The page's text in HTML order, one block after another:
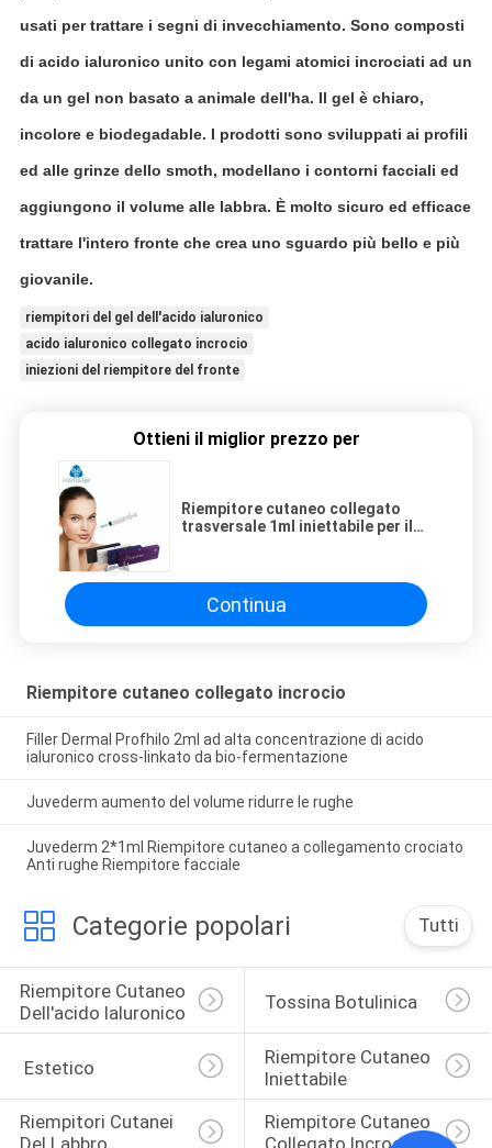
usati per trattare i segni di invecchiamento. Sono composti
di acido ialuronico unito con legami atomici incrociati ad un
da un gel non basato a animale dell'ha. Il gel è chiaro,
incolore e biodegadable. I prodotti sono sviluppati ai profili
ed alle grinze dello smoth, modellano i contorni facciali ed
aggiungono il volume alle labbra. È molto sicuro ed efficace
trattare l'intero fronte che crea uno sguardo più bello e più
giovanile.
riempitori del gel dell'acido ialuronico
acido ialuronico collegato incrocio
iniezioni del riempitore del fronte
Ottieni il miglior prezzo per
Riempitore cutaneo collegato
trasversale 1ml iniettabile per il
Continua
Riempitore cutaneo collegato incrocio
Filler Dermal Profhilo 2ml ad alta concentrazione di acido
ialuronico cross-linkato da bio-fermentazione
Juvederm aumento del volume ridurre le rughe
Juvederm 2*1ml Riempitore cutaneo a collegamento crociato
Anti rughe Riempitore facciale
Categorie popolari Tutti
Riempitore Cutaneo
Dell'acido Ialuronico
Tossina Botulinica
Estetico
Riempitore Cutaneo
Iniettabile
Riempitori Cutanei
Riempitore Cutaneo